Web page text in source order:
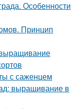
Особенности
Принцип
с саженцем
выращивание в